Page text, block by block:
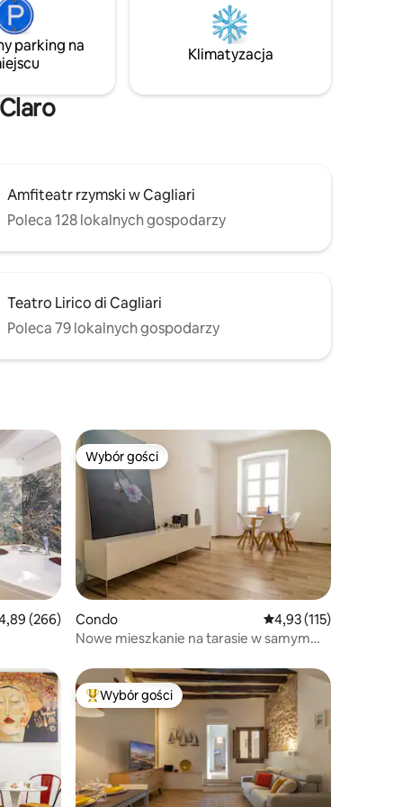
Wi-Fi,
i
Wyjątkowe i przyjazne miejsce, w którym
można doświadczyć tego, co najlepsze
na Sardynii.
parking na
Klimatyzacja
Amfiteatr rzymski w Cagliari
Poleca 128 lokalnych gospodarzy
Teatro Lirico di Cagliari
Poleca 79 lokalnych gospodarzy
ocena: 4,89 na 5, liczba recenzji: 266
(266)
Wybór gości
Wybór gości
Condo Średnia ocena: 4,93
4,93 (115)
Nowe mieszkanie na tarasie w samym
gości Najpopularniejsze z kategorii Wybór gości
Wybór gości